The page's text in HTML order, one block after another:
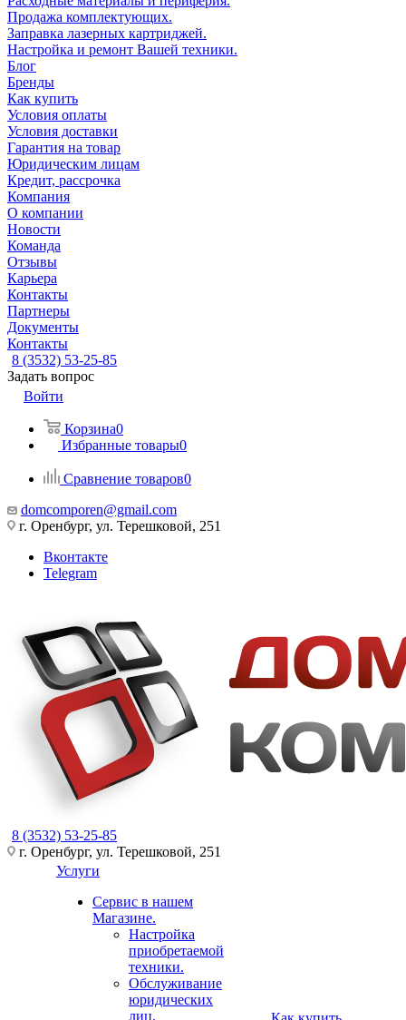
Продажа комплектующих.
Заправка лазерных картриджей.
Настройка и ремонт Вашей техники.
Блог
Бренды
Как купить
Условия оплаты
Условия доставки
Гарантия на товар
Юридическим лицам
Кредит, рассрочка
Компания
О компании
Новости
Команда
Отзывы
Карьера
Контакты
Партнеры
Документы
Контакты
8 (3532) 53-25-85
Задать вопрос
Войти
Корзина0
Избранные товары0
Сравнение товаров0
domcomporen@gmail.com
г. Оренбург, ул. Терешковой, 251
Вконтакте
Telegram
8 (3532) 53-25-85
г. Оренбург, ул. Терешковой, 251
Услуги
Сервис в нашем
Магазине.
Настройка
приобретаемой
техники.
Обслуживание
юридических
лиц.